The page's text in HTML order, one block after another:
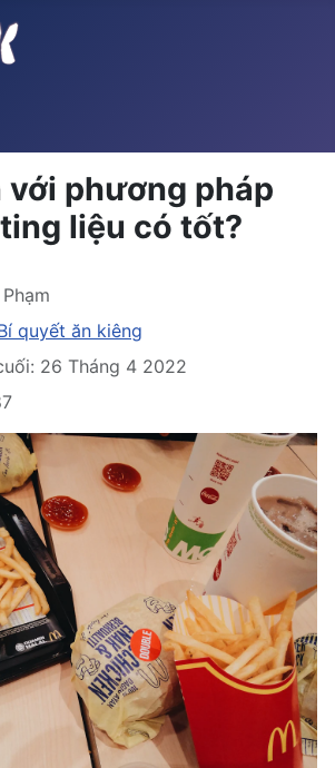
với phương pháp
liệu có tốt?
quyết ăn kiêng
26 Tháng 4 2022